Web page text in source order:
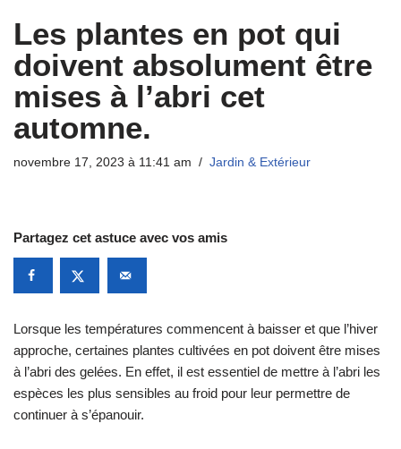
Les plantes en pot qui
doivent absolument être
mises à l’abri cet
automne.
novembre 17, 2023 à 11:41 am Jardin & Extérieur
Partagez cet astuce avec vos amis
Lorsque les températures commencent à baisser et que l’hiver
approche, certaines plantes cultivées en pot doivent être mises
à l’abri des gelées. En effet, il est essentiel de mettre à l’abri les
espèces les plus sensibles au froid pour leur permettre de
continuer à s’épanouir.